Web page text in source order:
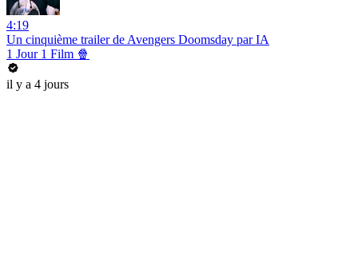
4:19
Un cinquième trailer de Avengers Doomsday par IA
1 Jour 1 Film 🍿
il y a 4 jours